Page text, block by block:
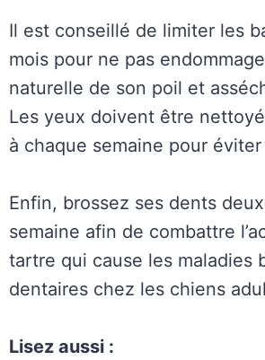
Il est conseillé de limiter les
mois pour ne pas
naturelle de son poil et
Les yeux doivent être
à chaque semaine pour
Enfin, brossez ses dents
semaine afin de combattre
tartre qui cause les maladies
dentaires chez les chiens
Lisez aussi :